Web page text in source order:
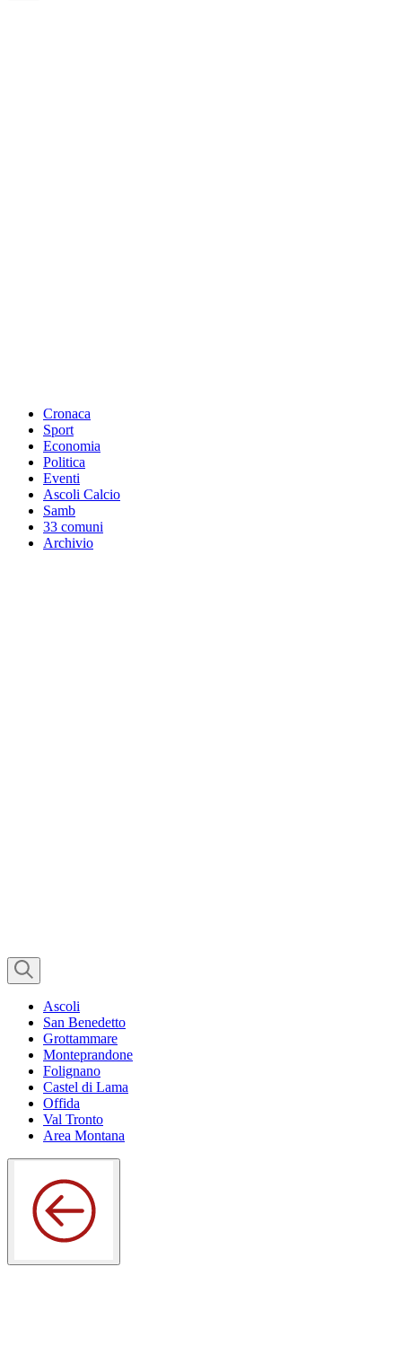
Cronaca
Sport
Economia
Politica
Eventi
Ascoli Calcio
Samb
33 comuni
Archivio
Ascoli
San Benedetto
Grottammare
Monteprandone
Folignano
Castel di Lama
Offida
Val Tronto
Area Montana